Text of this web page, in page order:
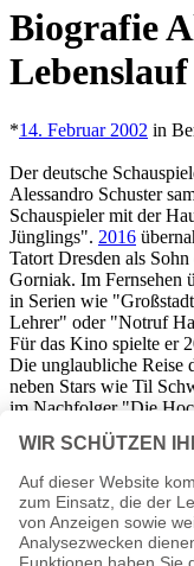
Biografie
Lebenslauf
*14. Februar 2002 in
Der deutsche
Alessandro Schuster
Schauspieler mit der
Jünglings". 2016
Tatort Dresden als
Gorniak. Im Fernsehen
in Serien wie
Lehrer" oder "Notruf
Für das Kino spielte er
Die unglaubliche Reise
neben Stars wie Til
im Nachfolger "Die
Fernsehfilm
ein Teil des Ensembles
Nebenbei entwickelte
die Kurzfilme "Ferien,
Junge mit dem Teddy"